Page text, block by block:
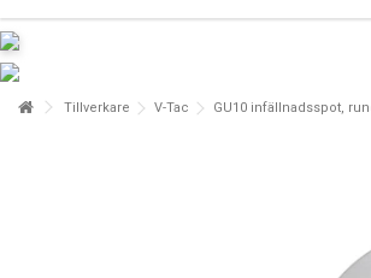
Tillverkare V-Tac GU10 infällnadsspot,